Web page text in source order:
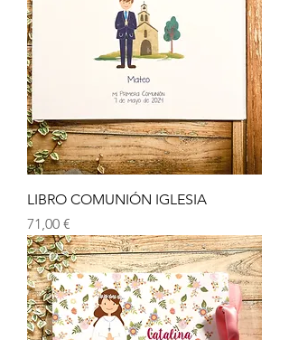
LIBRO COMUNIÓN IGLESIA
Precio
71,00 €